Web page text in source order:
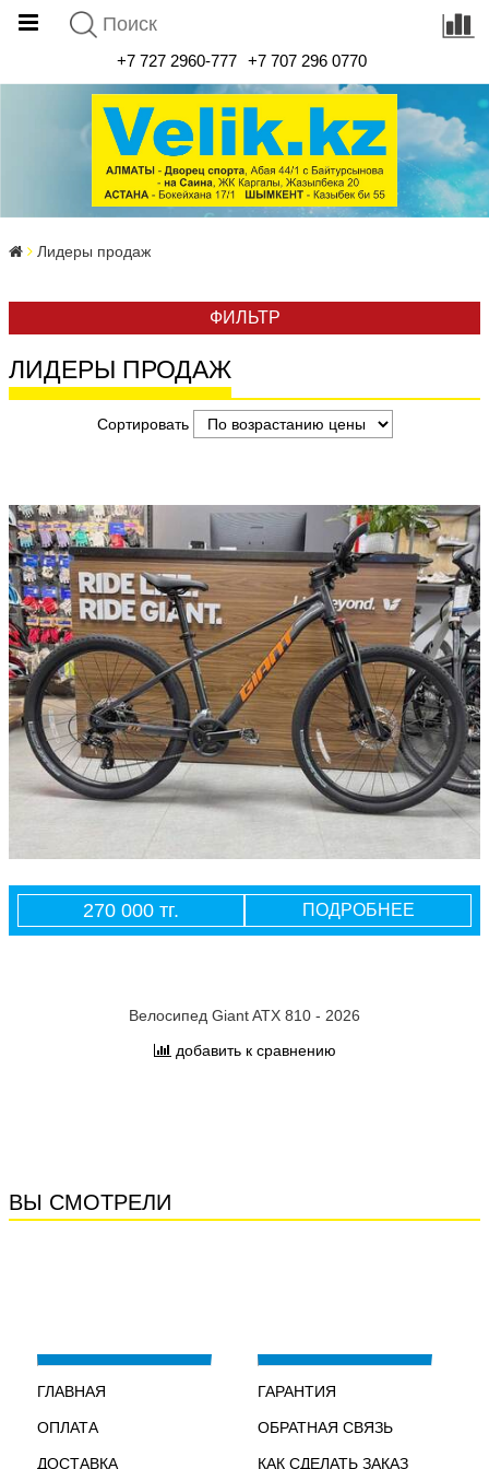
+7 727 2960-777 +7 707 296 0770
Лидеры продаж
ФИЛЬТР
ЛИДЕРЫ ПРОДАЖ
Сортировать
270 000 тг. ПОДРОБНЕЕ
Велосипед Giant ATX 810 - 2026
добавить к сравнению
ВЫ СМОТРЕЛИ
ГЛАВНАЯ
ОПЛАТА
ДОСТАВКА
ГАРАНТИЯ
ОБРАТНАЯ СВЯЗЬ
КАК СДЕЛАТЬ ЗАКАЗ